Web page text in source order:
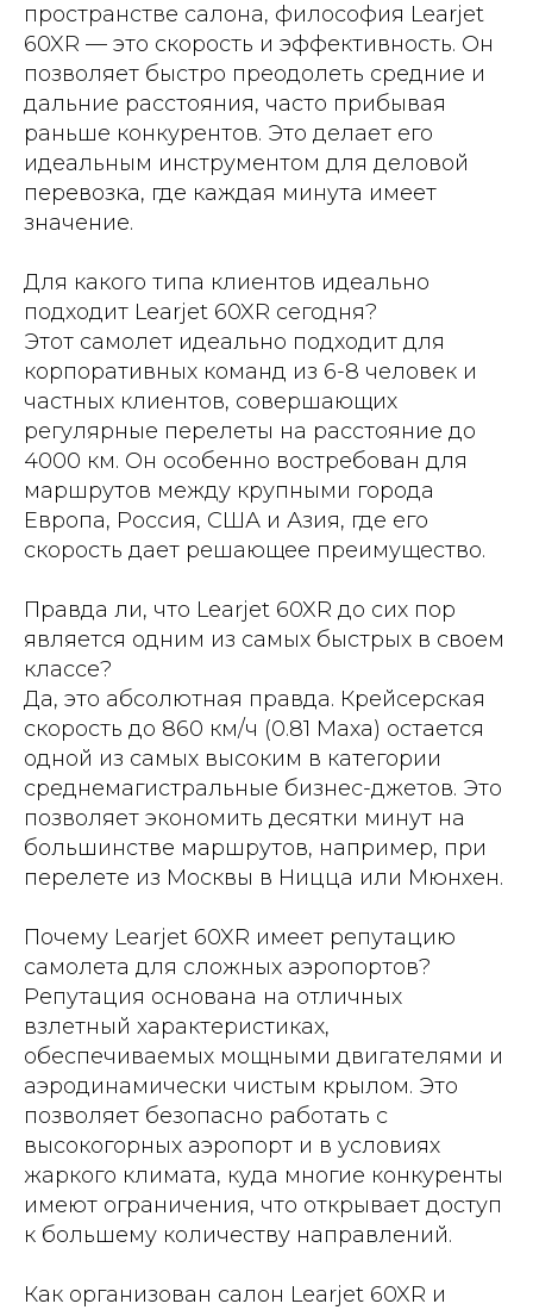
пространстве салона, философия Learjet
60XR — это скорость и эффективность. Он
позволяет быстро преодолеть средние и
дальние расстояния, часто прибывая
раньше конкурентов. Это делает его
идеальным инструментом для деловой
перевозка, где каждая минута имеет
значение.
Для какого типа клиентов идеально
подходит Learjet 60XR сегодня?
Этот самолет идеально подходит для
корпоративных команд из 6-8 человек и
частных клиентов, совершающих
регулярные перелеты на расстояние до
4000 км. Он особенно востребован для
маршрутов между крупными города
Европа, Россия, США и Азия, где его
скорость дает решающее преимущество.
Правда ли, что Learjet 60XR до сих пор
является одним из самых быстрых в своем
классе?
Да, это абсолютная правда. Крейсерская
скорость до 860 км/ч (0.81 Маха) остается
одной из самых высоким в категории
среднемагистральные бизнес-джетов. Это
позволяет экономить десятки минут на
большинстве маршрутов, например, при
перелете из Москвы в Ницца или Мюнхен.
Почему Learjet 60XR имеет репутацию
самолета для сложных аэропортов?
Репутация основана на отличных
взлетный характеристиках,
обеспечиваемых мощными двигателями и
аэродинамически чистым крылом. Это
позволяет безопасно работать с
высокогорных аэропорт и в условиях
жаркого климата, куда многие конкуренты
имеют ограничения, что открывает доступ
к большему количеству направлений.
Как организован салон Learjet 60XR и